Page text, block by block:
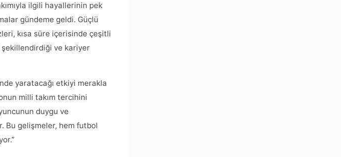
ilgili hayallerinin pek
gündeme geldi. Güçlü
kısa süre içerisinde çeşitli
şekillendirdiği ve kariyer
yaratacağı etkiyi merakla
milli takım tercihini
duygu ve
Bu gelişmeler, hem futbol